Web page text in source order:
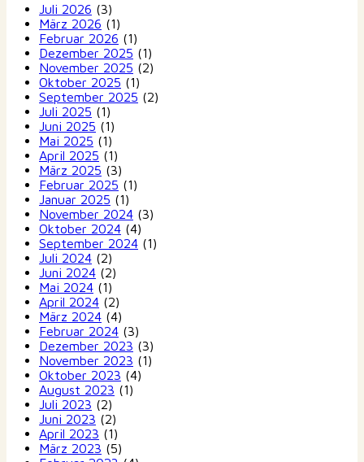
Juli 2026 (3)
März 2026 (1)
Februar 2026 (1)
Dezember 2025 (1)
November 2025 (2)
Oktober 2025 (1)
September 2025 (2)
Juli 2025 (1)
Juni 2025 (1)
Mai 2025 (1)
April 2025 (1)
März 2025 (3)
Februar 2025 (1)
Januar 2025 (1)
November 2024 (3)
Oktober 2024 (4)
September 2024 (1)
Juli 2024 (2)
Juni 2024 (2)
Mai 2024 (1)
April 2024 (2)
März 2024 (4)
Februar 2024 (3)
Dezember 2023 (3)
November 2023 (1)
Oktober 2023 (4)
August 2023 (1)
Juli 2023 (2)
Juni 2023 (2)
April 2023 (1)
März 2023 (5)